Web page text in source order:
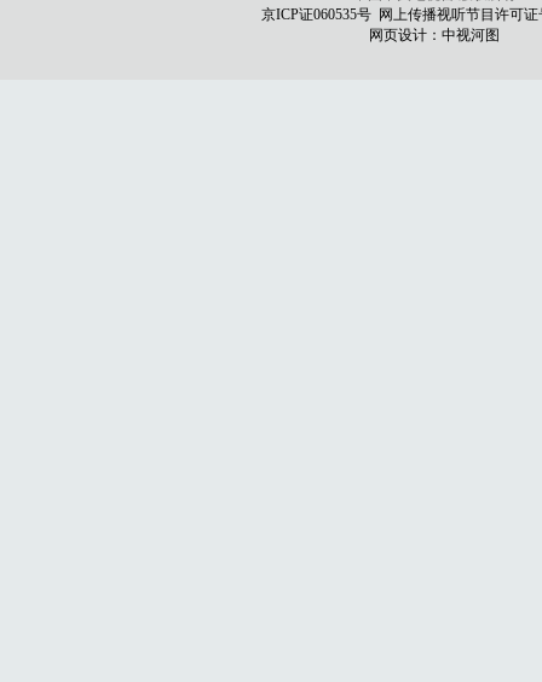
京ICP证060535号 网上传播视听节目许可证
网页设计： 中视河图